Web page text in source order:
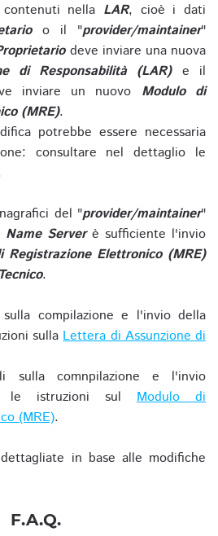
nella LAR, cioè i dati
o il "provider/maintainer"
deve inviare una nuova
di Responsabilità (LAR)e il
inviare un nuovo Modulo di
(MRE).
potrebbe essere necessaria
consultare nel dettaglio le
del "provider/maintainer"
Name Serverè sufficiente l'invio
Registrazione Elettronico (MRE)
.
compilazione e l'invio della
sullaLettera di Assunzione di
sulla comnpilazione e l'invio
le istruzioni sul Modulo di
(MRE).
in base alle modifiche
F.A.Q.